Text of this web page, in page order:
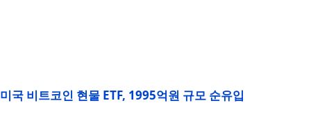
미국 비트코인 현물 ETF, 1995억원 규모 순유입